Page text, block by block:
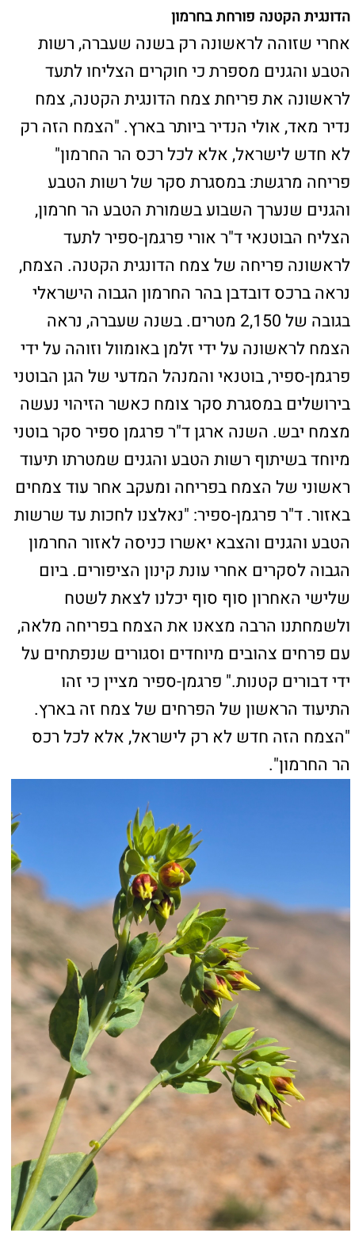
לראשונה פריחה של צמח הדונגית הקטנה. הצמח,
נראה ברכס דובדבן בהר החרמון הגבוה הישראלי
בגובה של 2,150 מטרים. בשנה שעברה, נראה
הצמח לראשונה על ידי זלמן באומוול וזוהה על ידי
פרגמן-ספיר, בוטנאי והמנהל המדעי של הגן הבוטני
בירושלים במסגרת סקר צומח כאשר הזיהוי נעשה
מצמח יבש. השנה ארגן ד"ר פרגמן ספיר סקר בוטני
מיוחד בשיתוף רשות הטבע והגנים שמטרתו תיעוד
ראשוני של הצמח בפריחה ומעקב אחר עוד צמחים
הטבע והגנים והצבא יאשרו כניסה לאזור החרמון
הגבוה לסקרים אחרי עונת קינון הציפורים. ביום
שלישי האחרון סוף סוף יכלנו לצאת לשטח
ולשמחתנו הרבה מצאנו את הצמח בפריחה מלאה,
עם פרחים צהובים מיוחדים וסגורים שנפתחים על
ידי דבורים קטנות." פרגמן-ספיר מציין כי זהו
"הצמח הזה חדש לא רק לישראל, אלא לכל רכס
הר החרמון".
שמורת טבע הר חרמון הייתה סגורה לתקופה
ממושכת ועודנה נסגרת לפרקים, לאור קרבתה לקו
מספרים כי לאורך הלחימה בשלוש השנים
ירי ארטילרי והן בשל נוכחות צבאית בשטח.
בחודשים האחרונים ועם פינוי המפגעים שהושארו
בשמורה, מבצעים צוותי האקולוגיה ברשות עבודות
מחקר רבות על מנת לראות כיצד השפיעה
המלחמה על השמורה הייחודית.
ד"ר עמית דולב, אקולוג מחוז בצפון ברשות הטבע
והגנים, שמח לספר כי למרות ההפרות הרבות
שהתרחשו בשטח, הטבע יודע לשקם עצמו היטב.
ד"ר דולב: "אנו דוגמים שטחים אשר הופרו או נפגעו
בזמן הלחימה ושטחים הסמוכים להם עם מפרט
אקולוגי דומה כדי לבחון עם השטח מצליח לחזור
לקדמותו. משמח לראות כי ברגע שהמפגעים יצאו
מהשטח והקרקע טופלה, הצומח המקומי הצליח
לשקם עצמו. ההתערבות שלנו בשיקום בעיקר
עוסקת בפינוי המפגעים, לא נעשית זריעה מחדש.
עם זאת, אנו עובדים מול גורמי הביטחון כדי לוודא
שלא יעשו פגיעות עתידיות לשטח, וכן שההפרות
אותן מבצעים הכוחות מתרחשים באזורים שאינם
רגישים/ניתנים לשיקום לאחר ההפרעה".